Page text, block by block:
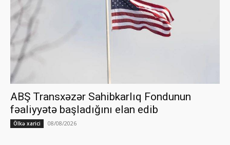
ABŞ Transxəzər Sahibkarlıq Fondunun
fəaliyyətə başladığını elan edib
Ölkə xarici 08/08/2026